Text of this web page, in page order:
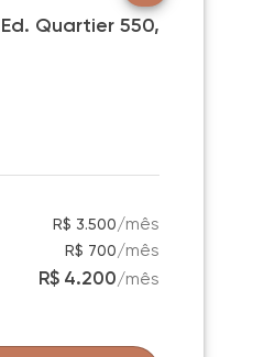
Quartier 550,
R$ 3.500/mês
R$ 700/mês
R$ 4.200/mês